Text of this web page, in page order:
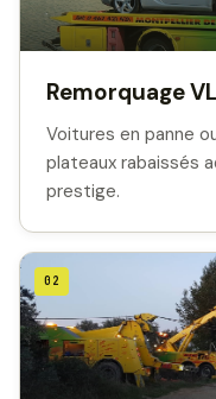
Remorquage
Voitures en panne
plateaux rabaissés
prestige.
02